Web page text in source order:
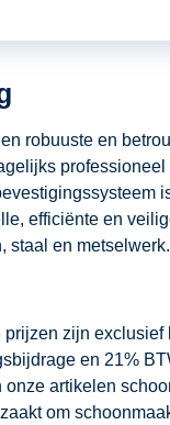
robuuste en
efficiënte en
staal en metselwerk.
zijn exclusief
en 21%
artikelen
om